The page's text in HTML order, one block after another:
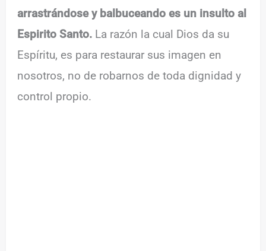
arrastrándose y balbuceando es un insulto al
Espirito Santo. La razón la cual Dios da su
Espíritu, es para restaurar sus imagen en
nosotros, no de robarnos de toda dignidad y
control propio.